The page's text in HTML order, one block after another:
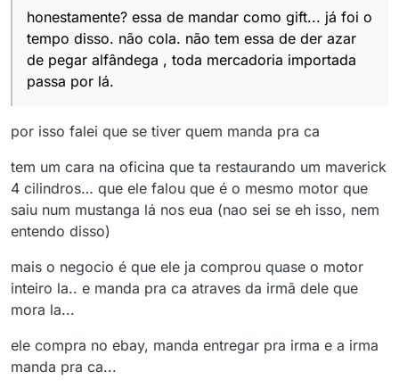
honestamente? essa de mandar como gift... já foi o
tempo disso. não cola. não tem essa de der azar
de pegar alfândega , toda mercadoria importada
passa por lá.
por isso falei que se tiver quem manda pra ca
tem um cara na oficina que ta restaurando um maverick
4 cilindros… que ele falou que é o mesmo motor que
saiu num mustanga lá nos eua (nao sei se eh isso, nem
entendo disso)
mais o negocio é que ele ja comprou quase o motor
inteiro la.. e manda pra ca atraves da irmã dele que
mora la...
ele compra no ebay, manda entregar pra irma e a irma
manda pra ca...